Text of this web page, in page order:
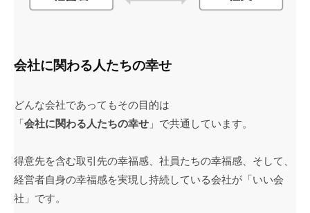
会社に関わる人たちの幸せ
どんな会社であってもその目的は
「会社に関わる人たちの幸せ 」で共通しています。
得意先を含む取引先の幸福感、社員たちの幸福感、そして、
経営者自身の幸福感を実現し持続している会社が「いい会
社」です。